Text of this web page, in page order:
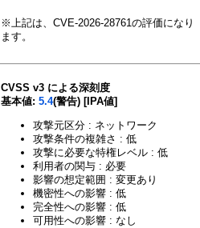
※上記は、CVE-2026-28761の評価になり
ます。
CVSS v3 による深刻度
基本値: 5.4(警告) [IPA値]
攻撃元区分 : ネットワーク
攻撃条件の複雑さ : 低
攻撃に必要な特権レベル : 低
利用者の関与 : 必要
影響の想定範囲 : 変更あり
機密性への影響 : 低
完全性への影響 : 低
可用性への影響 : なし